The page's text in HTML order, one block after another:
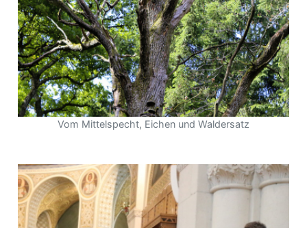
Vom Mittelspecht, Eichen und Waldersatz